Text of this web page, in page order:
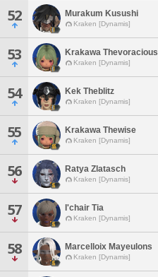
52 Murakum Kusushi
Kraken [Dynamis]
53 Krakawa Thevoracious
Kraken [Dynamis]
54 Kek Theblitz
Kraken [Dynamis]
55 Krakawa Thewise
Kraken [Dynamis]
56 Ratya Zlatasch
Kraken [Dynamis]
57 I'chair Tia
Kraken [Dynamis]
58 Marcelloix Mayeulons
Kraken [Dynamis]